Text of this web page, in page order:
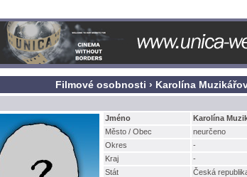
Filmové osobnosti › Karolína
Jméno
Karolína
Město / Obec
neurčeno
Okres
-
Kraj
-
Stát
Česká